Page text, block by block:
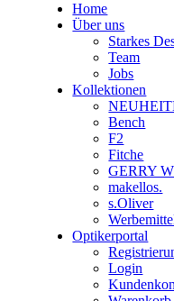
Home
Über uns
Starkes
Team
Jobs
Kollektionen
Bench
F2
Fitche
GERRY
makellos.
s.Oliver
Optikerportal
Login